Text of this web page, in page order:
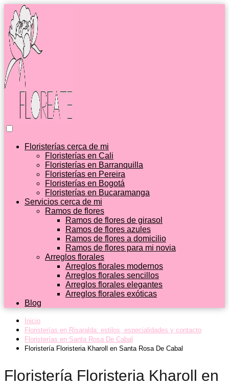
Floristerías cerca de mi
Floristerías en Cali
Floristerías en Barranquilla
Floristerías en Pereira
Floristerías en Bogotá
Floristerías en Bucaramanga
Servicios cerca de mi
Ramos de flores
Ramos de flores de girasol
Ramos de flores azules
Ramos de flores a domicilio
Ramos de flores para mi novia
Arreglos florales
Arreglos florales modernos
Arreglos florales sencillos
Arreglos florales elegantes
Arreglos florales exóticas
Blog
Inicio
Floristerías en Risaralda: estilos, especialidades y contacto
Floristerías en Santa Rosa De Cabal
Floristería Floristeria Kharoll en Santa Rosa De Cabal
Floristería Floristeria Kharoll en